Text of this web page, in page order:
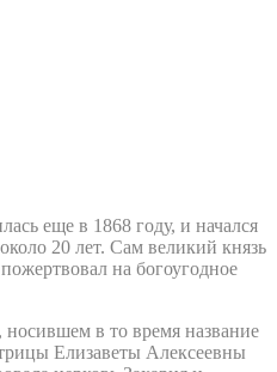
еще в 1868 году, и начался
20 лет. Сам великий князь
на богоугодное
носившем в то время название
Елизаветы Алексеевны